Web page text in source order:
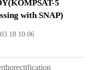
5
with SNAP)
10:06